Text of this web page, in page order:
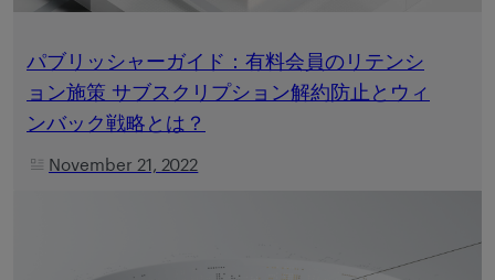
パブリッシャーガイド：有料会員のリテンシ
ョン施策 サブスクリプション解約防止とウィ
ンバック戦略とは？
November 21, 2022